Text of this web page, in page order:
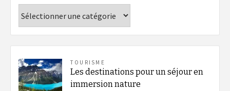
TOURISME
Les destinations pour un séjour en
immersion nature